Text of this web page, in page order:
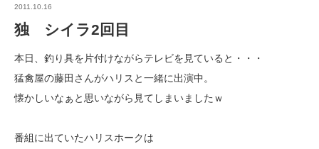
2011.10.16
独 シイラ2回目
本日、釣り具を片付けながらテレビを見ていると・・・
猛禽屋の藤田さんがハリスと一緒に出演中。
懐かしいなぁと思いながら見てしまいましたｗ
番組に出ていたハリスホークは